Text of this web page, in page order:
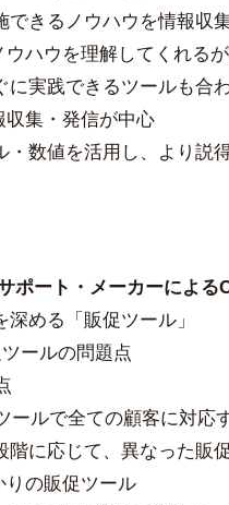
きるノウハウを情報収
ウハウを理解してくれる
実践できるツールも合
収集・発信が中心
数値を活用し、より説
ポート・メーカーによる
める「販促ツール」
ールの問題点
ールで全ての顧客に対応
に応じて、異なった販
りの販促ツール